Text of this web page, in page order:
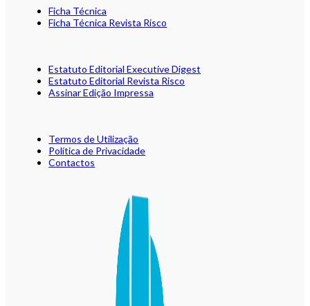
Ficha Técnica
Ficha Técnica Revista Risco
Estatuto Editorial Executive Digest
Estatuto Editorial Revista Risco
Assinar Edição Impressa
Termos de Utilização
Política de Privacidade
Contactos